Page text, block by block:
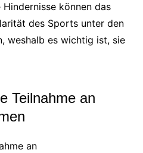
können das
des Sports unter den
weshalb es wichtig ist, sie
Teilnahme an
an